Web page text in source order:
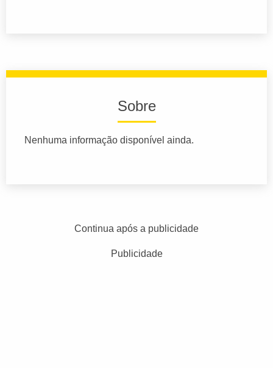
Sobre
Nenhuma informação disponível ainda.
Continua após a publicidade
Publicidade